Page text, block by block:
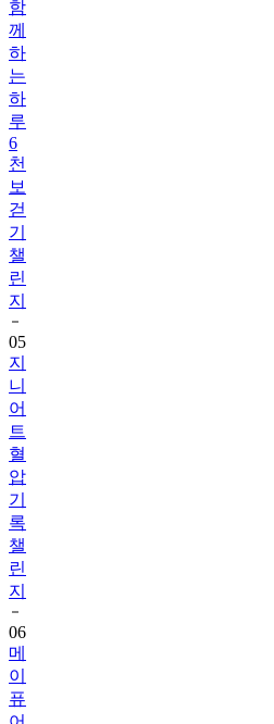
함
께
하
는
하
루
6
천
보
걷
기
챌
린
지
05
지
니
어
트
혈
압
기
록
챌
린
지
06
메
이
퓨